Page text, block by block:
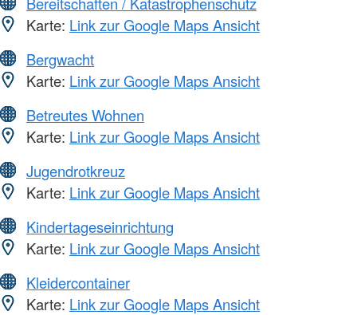
Karte: Link zur Google Maps Ansicht
Bergwacht
Karte: Link zur Google Maps Ansicht
Betreutes Wohnen
Karte: Link zur Google Maps Ansicht
Jugendrotkreuz
Karte: Link zur Google Maps Ansicht
Kindertageseinrichtung
Karte: Link zur Google Maps Ansicht
Kleidercontainer
Karte: Link zur Google Maps Ansicht